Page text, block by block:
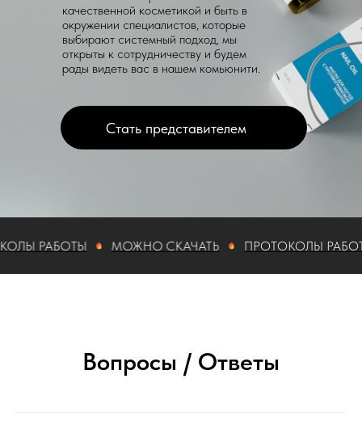
качественной косметикой и быть в
окружении специалистов, которые
выбирают системный подход, мы
открыты к сотрудничеству и будем
рады видеть вас в нашем комьюнити.
Стать представителем
РАБОТЫ МОЖНО СКАЧАТЬ ПРОТОКОЛЫ РАБОТЫ
Вопросы / Ответы